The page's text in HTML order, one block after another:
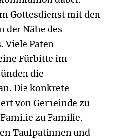
Gottesdienst mit den
der Nähe des
Viele Paten
Fürbitte im
die
Die konkrete
von Gemeinde zu
zu Familie.
Taufpatinnen und -